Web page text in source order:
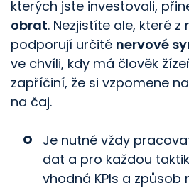
kterých jste investovali,
obrat. Nezjistíte ale, které z
podporují určité nervové
ve chvíli, kdy má člověk
zapříčiní, že si vzpomene
na čaj.
Je nutné vždy
dat a pro každou
vhodná KPIs a způsob